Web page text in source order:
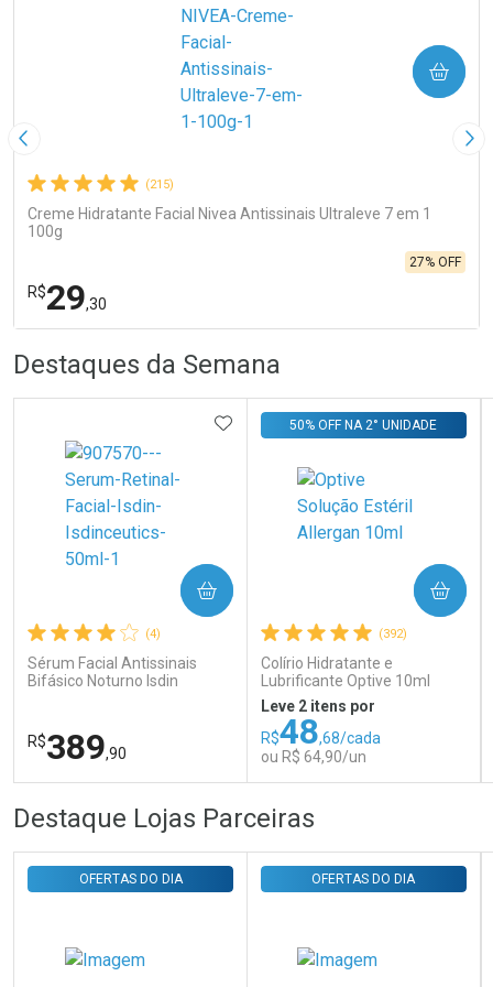
Imagem Anterior
(215)
Creme Hidratante Facial Nivea Antissinais Ultraleve 7 em 1
100g
R$29,30
27% OFF
COMPRAR
Laboratório
Comprar sem Desconto
Por R$ 29,30/cada
Por Menos
Comprar sem Desconto
Por R$ 29,30/cada
Destaques da Semana
(4)
Sérum Facial Antissinais
Bifásico Noturno Isdin
R$389,90
ADICIONAR AOS FAVORITOS
COMPRAR
FECHAR
Laboratório
FECHAR
Por Menos
(392)
Colírio Hidratante e
Lubrificante Optive 10ml
50% OFF NA 2° UNIDADE
Leve 2 itens por
R$48,68/cada
ou R$ 64,90/un
COMPRAR
Por Menos
Destaque Lojas Parceiras
OFERTAS DO DIA OFERTAS DO DIA